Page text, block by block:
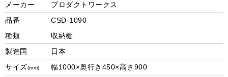
メーカー
プロダクトワークス
品番
CSD-1090
種類
収納棚
製造国
日本
サイズ(mm) 幅1000×奥行き450×高さ900